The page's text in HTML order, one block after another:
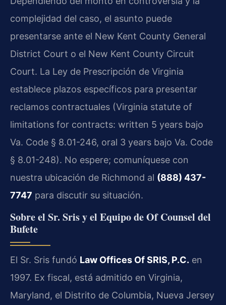
complejidad del caso, el asunto puede
presentarse ante el New Kent County General
District Court o el New Kent County Circuit
Court. La Ley de Prescripción de Virginia
establece plazos específicos para presentar
reclamos contractuales (Virginia statute of
limitations for contracts: written 5 years bajo
Va. Code § 8.01-246, oral 3 years bajo Va. Code
§ 8.01-248). No espere; comuníquese con
nuestra ubicación de Richmond al (888) 437-
7747 para discutir su situación.
Sobre el Sr. Sris y el Equipo de Of Counsel del
Bufete
El Sr. Sris fundó Law Offices Of SRIS, P.C. en
1997. Ex fiscal, está admitido en Virginia,
Maryland, el Distrito de Columbia, Nueva Jersey